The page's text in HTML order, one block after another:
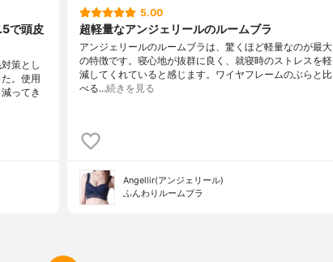
で頭皮
策とし
。使用
ってき
5.00
超軽量なアンジェリールのルームブラ
アンジェリールのルームブラは、驚くほど軽量なのが最大
の特徴です。寝心地が抜群に良く、就寝時のストレスを軽
減してくれていると感じます。ワイヤフレームのぶらと比
べる…続きを見る
Angellir(アンジェリール)
ふんわりルームブラ